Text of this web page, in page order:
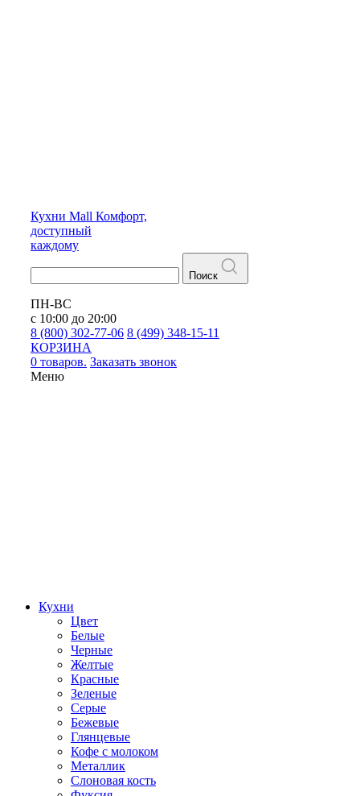
Кухни Mall Комфорт,
доступный
каждому
Поиск
ПН-ВС
с 10:00 до 20:00
8 (800) 302-77-06 8 (499) 348-15-11
КОРЗИНА
0 товаров. Заказать звонок
Меню
Кухни
Цвет
Белые
Черные
Желтые
Красные
Зеленые
Серые
Бежевые
Глянцевые
Кофе с молоком
Металлик
Слоновая кость